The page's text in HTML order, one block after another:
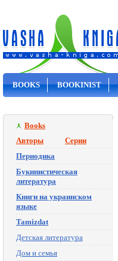
BOOKS BOOKINIST
Books
Авторы
Серии
Периодика
Букинистическая
литература
Книги на украинском
языке
Tamizdat
Детская литература
Дом и семья